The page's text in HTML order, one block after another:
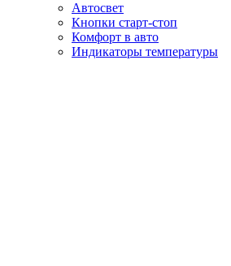
Автосвет
Кнопки старт-стоп
Комфорт в авто
Индикаторы температуры